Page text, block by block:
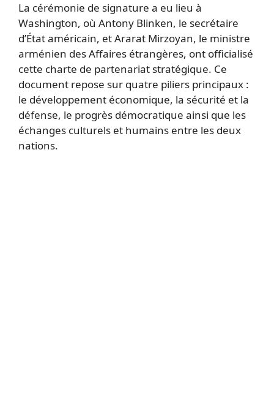
La cérémonie de signature a eu lieu à
Washington, où Antony Blinken, le secrétaire
d’État américain, et Ararat Mirzoyan, le ministre
arménien des Affaires étrangères, ont officialisé
cette charte de partenariat stratégique. Ce
document repose sur quatre piliers principaux :
le développement économique, la sécurité et la
défense, le progrès démocratique ainsi que les
échanges culturels et humains entre les deux
nations.